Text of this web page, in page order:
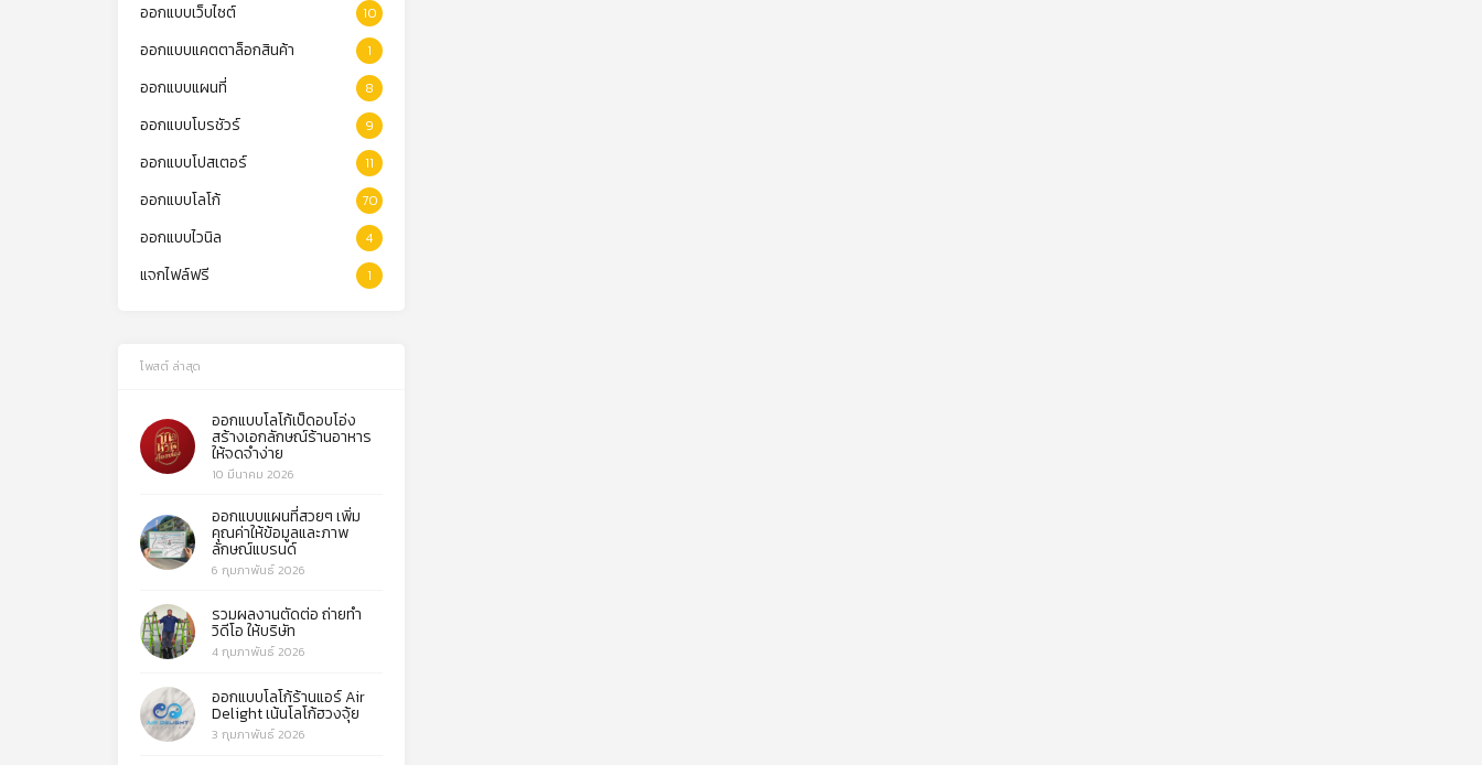
ออกแบบเว็บไซต์ 10
ออกแบบแคตตาล็อกสินค้า 1
ออกแบบแผนที่ 8
ออกแบบโบรชัวร์ 9
ออกแบบโปสเตอร์ 11
ออกแบบโลโก้ 70
ออกแบบไวนิล 4
แจกไฟล์ฟรี 1
โพสต์ ล่าสุด
ออกแบบโลโก้เป็ดอบโอ่ง
สร้างเอกลักษณ์ร้านอาหาร
ให้จดจำง่าย
10 มีนาคม 2026
ออกแบบแผนที่สวยๆ เพิ่ม
คุณค่าให้ข้อมูลและภาพ
ลักษณ์แบรนด์
6 กุมภาพันธ์ 2026
รวมผลงานตัดต่อ ถ่ายทำ
วิดีโอ ให้บริษัท
4 กุมภาพันธ์ 2026
ออกแบบโลโก้ร้านแอร์ Air
Delight เน้นโลโก้ฮวงจุ้ย
3 กุมภาพันธ์ 2026